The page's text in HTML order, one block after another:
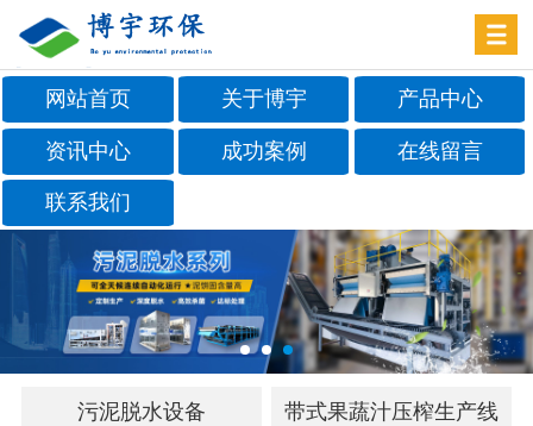
网站首页 关于博宇 产品中心
资讯中心 成功案例 在线留言
联系我们
污泥脱水设备 带式果蔬汁压榨生产线